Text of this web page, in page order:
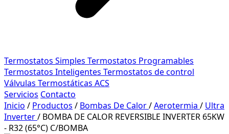
Termostatos Simples Termostatos Programables
Termostatos Inteligentes Termostatos de control
Válvulas Termostáticas ACS
Servicios Contacto
Inicio / Productos / Bombas De Calor/Aerotermia / Ultra
Inverter/ BOMBA DE CALOR REVERSIBLE INVERTER 65KW
- R32 (65°C) C/BOMBA